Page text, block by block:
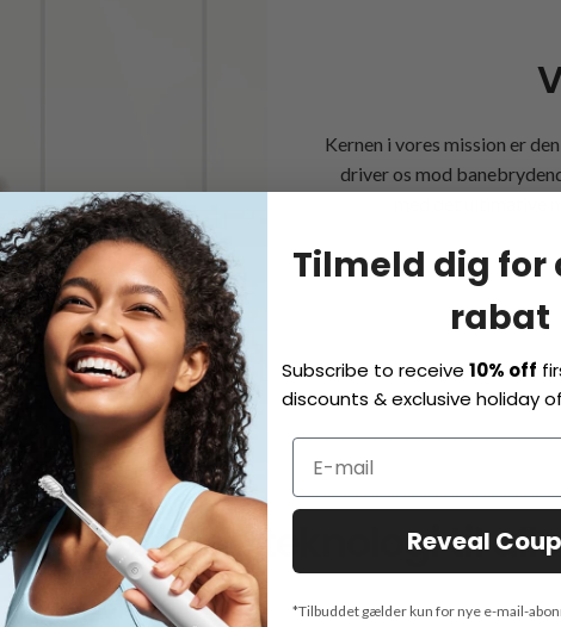
Kernen i vores mission er
driver os mod
med det ultimative
teknologi til
Tilmeld dig for
rabat
Subscribe to receive10% off
discounts & exclusive holiday
Reveal
*Tilbuddet gælder kun for nye e-mail-